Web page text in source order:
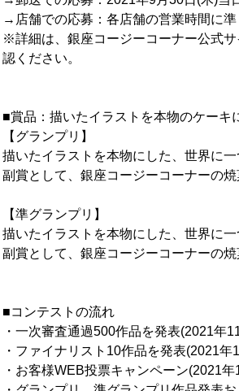
→店舗での応募：各店舗の営業時間に準
※詳細は、銀座コージーコーナー公式サ
認ください。
■賞品：描いたイラストを本物のケーキ
【グランプリ】
描いたイラストを本物にした、世界に
副賞として、銀座コージーコーナーの
【準グランプリ】
描いたイラストを本物にした、世界に
副賞として、銀座コージーコーナーの
■コンテストの流れ
・一次審査通過500作品を発表(2021年
・ファイナリスト10作品を発表(2021年
・お客様WEB投票キャンペーン(2021